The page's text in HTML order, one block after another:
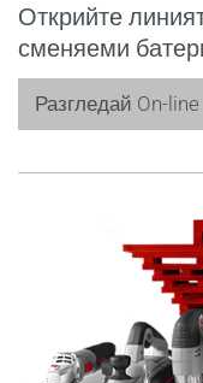
Открийте
сменяеми
Разгледай On-line